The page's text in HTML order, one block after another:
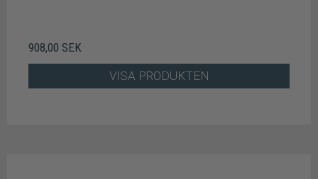
908,00 SEK
VISA PRODUKTEN